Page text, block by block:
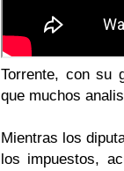
Torrente, con su
que muchos
Mientras los
los impuestos,